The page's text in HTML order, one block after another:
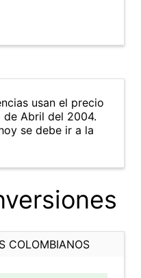
usan el precio
Abril del 2004.
se debe ir a la
COLOMBIANOS